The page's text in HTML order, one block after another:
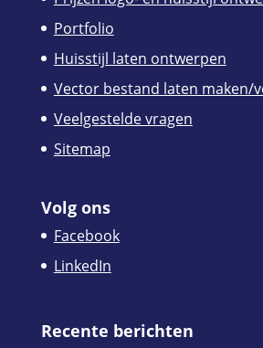
Portfolio
Huisstijl laten ontwerpen
Vector bestand laten maken/
Veelgestelde vragen
Sitemap
Volg ons
Facebook
LinkedIn
Recente berichten